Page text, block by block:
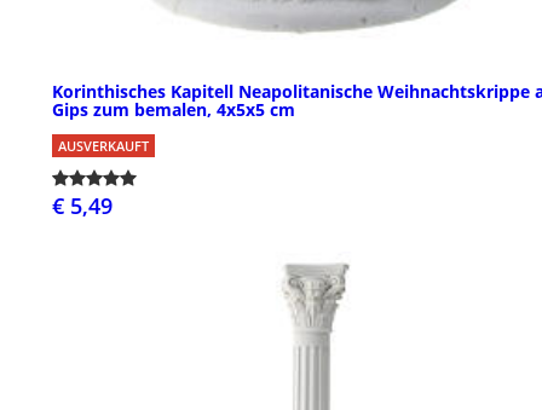
Korinthisches Kapitell Neapolitanische Weihnachtskrippe
Gips zum bemalen, 4x5x5 cm
AUSVERKAUFT
€ 5,49